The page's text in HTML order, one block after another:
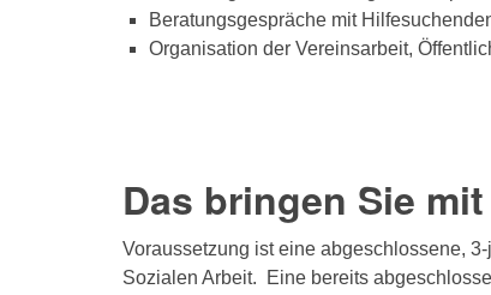
Beratungsgespräche mit
Organisation der Vereinsarbeit,
Das bringen Sie mit
Voraussetzung ist eine abgeschlossene,
Sozialen Arbeit. Eine bereits